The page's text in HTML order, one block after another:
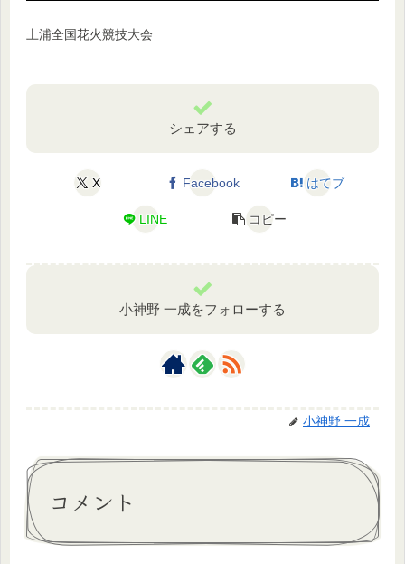
土浦全国花火競技大会
シェアする
X Facebook はてブ
LINE コピー
小神野 一成をフォローする
小神野 一成
コメント